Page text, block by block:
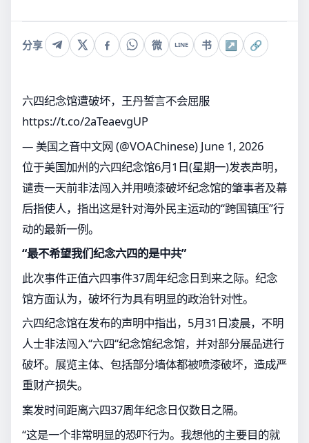
分享 微 LINE 书 ↗ 🔗
六四纪念馆遭破坏，王丹誓言不会屈服
https://t.co/2aTeaevgUP
— 美国之音中文网 (@VOAChinese) June 1, 2026
位于美国加州的六四纪念馆6月1日(星期一)发表声明，
谴责一天前非法闯入并用喷漆破坏纪念馆的肇事者及幕
后指使人，指出这是针对海外民主运动的“跨国镇压”行
动的最新一例。
“最不希望我们纪念六四的是中共”
此次事件正值六四事件37周年纪念日到来之际。纪念
馆方面认为，破坏行为具有明显的政治针对性。
六四纪念馆在发布的声明中指出，5月31日凌晨，不明
人士非法闯入“六四“纪念馆纪念馆，并对部分展品进行
破坏。展览主体、包括部分墙体都被喷漆破坏，造成严
重财产损失。
案发时间距离六四37周年纪念日仅数日之隔。
“这是一个非常明显的恐吓行为。我想他的主要目的就